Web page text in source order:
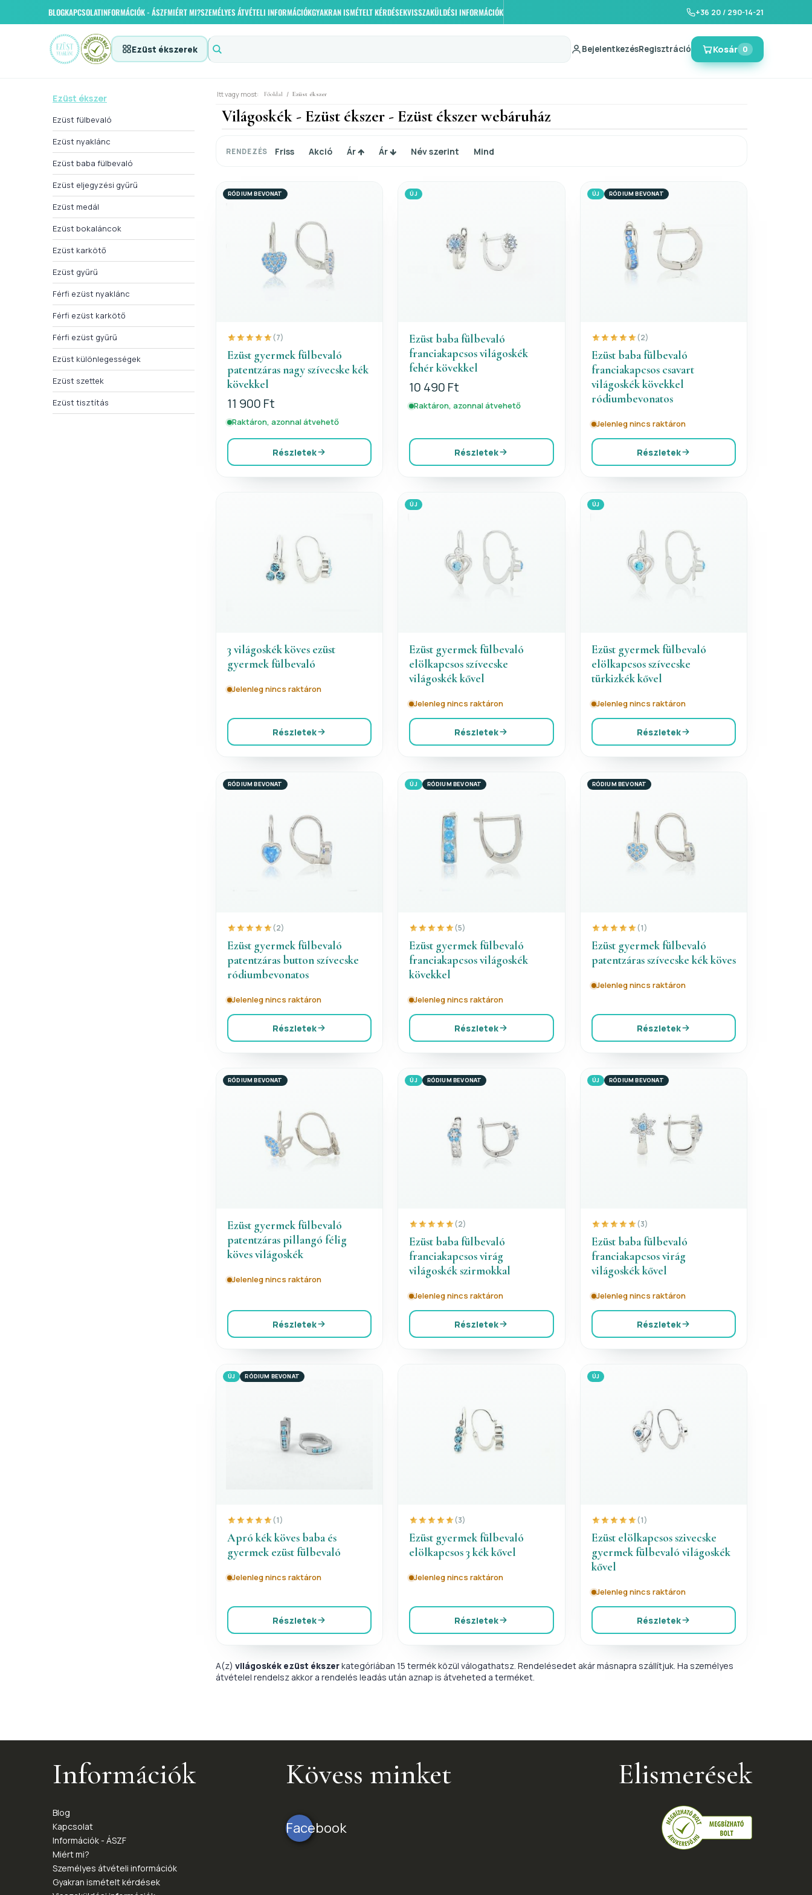
BLOGKAPCSOLATINFORMÁCIÓK - ÁSZFMIÉRT MI?SZEMÉLYES ÁTVÉTELI INFORMÁCIÓKGYAKRAN ISMÉTELT KÉRDÉSEKVISSZAKÜLDÉSI INFORMÁCIÓK +36 20 / 290-14-21
Ezüst ékszerek BejelentkezésRegisztráció Kosár 0
Ezüst ékszer
Ezüst fülbevaló
Ezüst nyaklánc
Ezüst baba fülbevaló
Ezüst eljegyzési gyűrű
Ezüst medál
Ezüst bokaláncok
Ezüst karkötő
Ezüst gyűrű
Férfi ezüst nyaklánc
Férfi ezüst karkötő
Férfi ezüst gyűrű
Ezüst különlegességek
Ezüst szettek
Ezüst tisztítás
Itt vagy most: Főoldal / Ezüst ékszer
Világoskék - Ezüst ékszer - Ezüst ékszer webáruház
RENDEZÉS Friss Akció Ár Ár Név szerint Mind
RÓDIUM BEVONAT
(7)
Ezüst gyermek fülbevaló
patentzáras nagy szívecske kék
kövekkel
11 900 Ft
Raktáron, azonnal átvehető
Részletek
ÚJ
Ezüst baba fülbevaló
franciakapcsos világoskék
fehér kövekkel
10 490 Ft
Raktáron, azonnal átvehető
Részletek
ÚJ RÓDIUM BEVONAT
(2)
Ezüst baba fülbevaló
franciakapcsos csavart
világoskék kövekkel
ródiumbevonatos
Jelenleg nincs raktáron
Részletek
3 világoskék köves ezüst
gyermek fülbevaló
Jelenleg nincs raktáron
Részletek
ÚJ
Ezüst gyermek fülbevaló
elölkapcsos szívecske
világoskék kővel
Jelenleg nincs raktáron
Részletek
ÚJ
Ezüst gyermek fülbevaló
elölkapcsos szívecske
türkizkék kővel
Jelenleg nincs raktáron
Részletek
RÓDIUM BEVONAT
(2)
Ezüst gyermek fülbevaló
patentzáras button szívecske
ródiumbevonatos
Jelenleg nincs raktáron
Részletek
ÚJ RÓDIUM BEVONAT
(5)
Ezüst gyermek fülbevaló
franciakapcsos világoskék
kövekkel
Jelenleg nincs raktáron
Részletek
RÓDIUM BEVONAT
(1)
Ezüst gyermek fülbevaló
patentzáras szívecske kék köves
Jelenleg nincs raktáron
Részletek
RÓDIUM BEVONAT
Ezüst gyermek fülbevaló
patentzáras pillangó félig
köves világoskék
Jelenleg nincs raktáron
Részletek
ÚJ RÓDIUM BEVONAT
(2)
Ezüst baba fülbevaló
franciakapcsos virág
világoskék szirmokkal
Jelenleg nincs raktáron
Részletek
ÚJ RÓDIUM BEVONAT
(3)
Ezüst baba fülbevaló
franciakapcsos virág
világoskék kővel
Jelenleg nincs raktáron
Részletek
ÚJ RÓDIUM BEVONAT
(1)
Apró kék köves baba és
gyermek ezüst fülbevaló
Jelenleg nincs raktáron
Részletek
(3)
Ezüst gyermek fülbevaló
elölkapcsos 3 kék kővel
Jelenleg nincs raktáron
Részletek
ÚJ
(1)
Ezüst elölkapcsos szivecske
gyermek fülbevaló világoskék
kővel
Jelenleg nincs raktáron
Részletek
A(z) világoskék ezüst ékszerkategóriában 15 termék közül válogathatsz. Rendelésedet akár másnapra szállítjuk. Ha személyes
átvételel rendelsz akkor a rendelés leadás után aznap is átveheted a terméket.
Információk
Blog
Kapcsolat
Információk - ÁSZF
Miért mi?
Személyes átvételi információk
Gyakran ismételt kérdések
Kövess minket
Facebook
Elismerések